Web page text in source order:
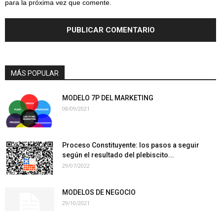
para la próxima vez que comente.
MÁS POPULAR
MODELO 7P DEL MARKETING
08/09/2021
Proceso Constituyente: los pasos a seguir
según el resultado del plebiscito...
29/07/2022
MODELOS DE NEGOCIO
29/10/2021